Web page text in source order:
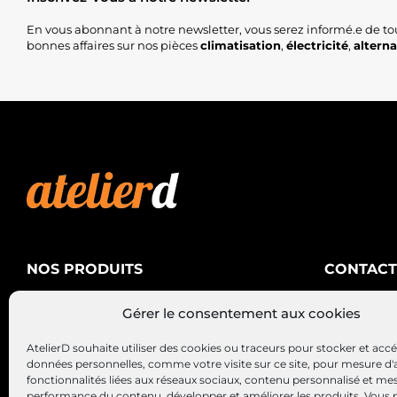
Gérer le consentement aux cookies
AtelierD souhaite utiliser des cookies ou traceurs pour stocker et
données personnelles, comme votre visite sur ce site, pour mesure
fonctionnalités liées aux réseaux sociaux, contenu personnalisé et
En vous abonnant à notre newsletter, vous serez informé.e de
bonnes affaires sur nos piècesclimatisation, électricité,
NOS PRODUITS
Alternateurs – Démarreurs
CONTACT
AtelierD
88200
03 29 22 34